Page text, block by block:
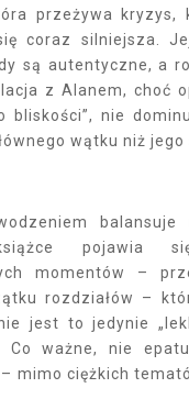
przeżywa kryzys,
coraz silniejsza.
są autentyczne, a
z Alanem, choć
bliskości”, nie
wątku niż jego
pojawia
momentów –
rozdziałów –
jest to jedynie
Co ważne, nie
mimo ciężkich